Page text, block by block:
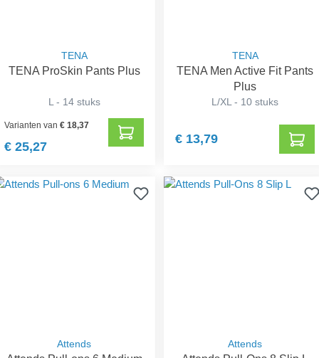
TENA
TENA ProSkin Pants Plus
L - 14 stuks
Varianten van€ 18,37
€ 25,27
TENA
TENA Men Active Fit Pants
Plus
L/XL - 10 stuks
€ 13,79
Attends Attends